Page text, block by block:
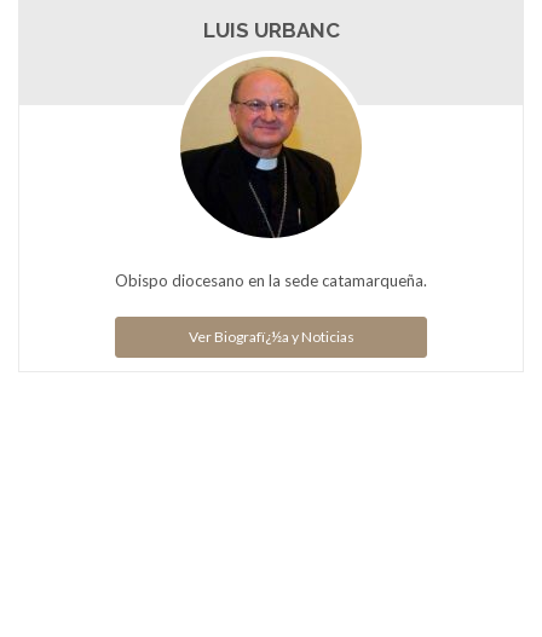
LUIS URBANC
Obispo diocesano en la sede catamarqueña.
Ver Biografï¿½a y Noticias